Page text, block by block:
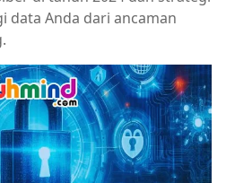
Anda dari ancaman